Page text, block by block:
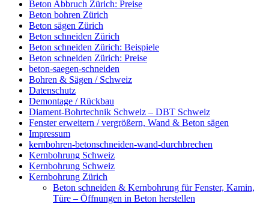
Beton Abbruch Zürich: Preise
Beton bohren Zürich
Beton sägen Zürich
Beton schneiden Zürich
Beton schneiden Zürich: Beispiele
Beton schneiden Zürich: Preise
beton-saegen-schneiden
Bohren & Sägen / Schweiz
Datenschutz
Demontage / Rückbau
Diament-Bohrtechnik Schweiz – DBT Schweiz
Fenster erweitern / vergrößern, Wand & Beton sägen
Impressum
kernbohren-betonschneiden-wand-durchbrechen
Kernbohrung Schweiz
Kernbohrung Schweiz
Kernbohrung Zürich
Beton schneiden & Kernbohrung für Fenster, Kamin,
Türe – Öffnungen in Beton herstellen